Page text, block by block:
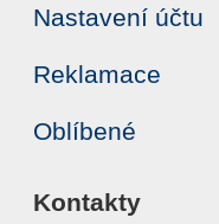
Nastavení účtu
Reklamace
Oblíbené
Kontakty